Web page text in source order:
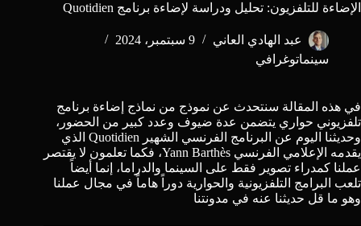
الإضاءة للتلفزيون: تحليل ودراسة لإضاءة برنامج Quotidien
عبد الهادي العاني
9 سبتمبر، 2024
سينماتوغرافي
في هذه المقالة سنتحدث عن نموذج من نماذج إضاءة برنامج
تلفزيوني حواري يتضمن عدة ضيوف وعدد كبير من الحضور،
وحديثنا اليوم عن البرنامج الفرنسي الشهير Quotidien الذي
يقدمه الإعلامي الفرنسي Yann Barthès، فكما تعلمون لا يقتصر
عملنا كمدراء تصوير فقط على السينما والدراما، إنما أيضاً
تلعب البرامج التلفزيونية والحوارية دوراً هاماً في مجال عملنا
وهو ما قل حديثنا عنه في مدونتنا